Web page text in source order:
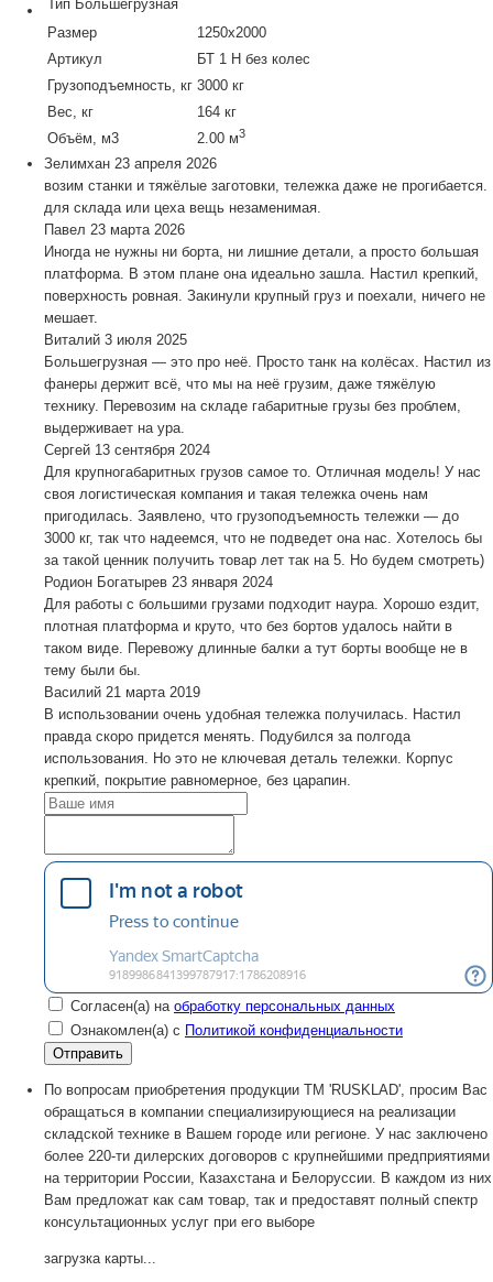
Тип Большегрузная
Размер
1250х2000
Артикул
БТ 1 Н без колес
Грузоподъемность, кг 3000 кг
Вес, кг
164 кг
Объём, м3
2.00 м3
Зелимхан 23 апреля 2026
возим станки и тяжёлые заготовки, тележка даже не прогибается.
для склада или цеха вещь незаменимая.
Павел 23 марта 2026
Иногда не нужны ни борта, ни лишние детали, а просто большая
платформа. В этом плане она идеально зашла. Настил крепкий,
поверхность ровная. Закинули крупный груз и поехали, ничего не
мешает.
Виталий 3 июля 2025
Большегрузная — это про неё. Просто танк на колёсах. Настил из
фанеры держит всё, что мы на неё грузим, даже тяжёлую
технику. Перевозим на складе габаритные грузы без проблем,
выдерживает на ура.
Сергей 13 сентября 2024
Для крупногабаритных грузов самое то. Отличная модель! У нас
своя логистическая компания и такая тележка очень нам
пригодилась. Заявлено, что грузоподъемность тележки — до
3000 кг, так что надеемся, что не подведет она нас. Хотелось бы
за такой ценник получить товар лет так на 5. Но будем смотреть)
Родион Богатырев 23 января 2024
Для работы с большими грузами подходит наура. Хорошо ездит,
плотная платформа и круто, что без бортов удалось найти в
таком виде. Перевожу длинные балки а тут борты вообще не в
тему были бы.
Василий 21 марта 2019
В использовании очень удобная тележка получилась. Настил
правда скоро придется менять. Подубился за полгода
использования. Но это не ключевая деталь тележки. Корпус
крепкий, покрытие равномерное, без царапин.
Согласен(а) на обработку персональных данных
Ознакомлен(а) с Политикой конфиденциальности
По вопросам приобретения продукции TM 'RUSKLAD', просим Вас
обращаться в компании специализирующиеся на реализации
складской технике в Вашем городе или регионе. У нас заключено
более 220-ти дилерских договоров с крупнейшими предприятиями
на территории России, Казахстана и Белоруссии. В каждом из них
Вам предложат как сам товар, так и предоставят полный спектр
консультационных услуг при его выборе
загрузка карты...